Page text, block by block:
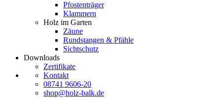
Pfostenträger
Klammern
Holz im Garten
Zäune
Rundstangen & Pfähle
Sichtschutz
Downloads
Zertifikate
Kontakt
08741 9606-20
shop@holz-balk.de